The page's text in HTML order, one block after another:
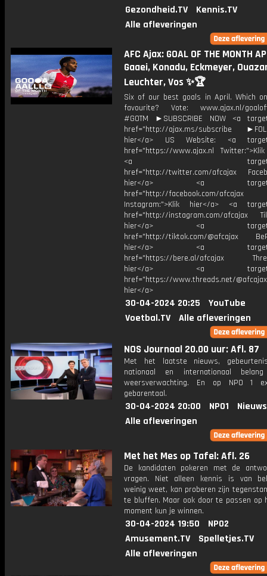
Gezondheid.TV
Kennis.TV
Alle afleveringen
AFC Ajax: GOAL OF THE MONTH
Gaaei, Konadu, Eckmeyer,
Leuchter, Vos ✨🏆
Six of our best goals in April. Which
favourite? Vote: www.ajax.nl/
#GOTM ►SUBSCRIBE NOW <a
href="http://ajax.ms/subscribe
hier</a> US Website: <a
href="https://www.ajax.nl
<a
href="http://twitter.com/afcajax
hier</a> <a
href="http://facebook.com/afcajax
Instagram:">Klik hier</a> <a
href="http://instagram.com/afcajax
hier</a> <a
href="http://tiktok.com/@afcajax
hier</a> <a
href="https://bere.al/afcajax
hier</a> <a
href="https://www.threads.net/
hier</a>
30-04-2024 20:25
YouTube
Voetbal.TV
Alle afleveringen
NOS Journaal 20.00 uur: Afl. 87
Met het laatste nieuws,
nationaal en internationaal
weersverwachting. En op NPO 1
gebarentaal.
30-04-2024 20:00 NPO1
Alle afleveringen
Met het Mes op Tafel: Afl. 26
De kandidaten pokeren met de
vragen. Niet alleen kennis is van
weinig weet, kan proberen zijn
te bluffen. Maar ook door te passen op
moment kun je winnen.
30-04-2024 19:50
NPO2
Amusement.TV
Spelletjes.TV
Alle afleveringen